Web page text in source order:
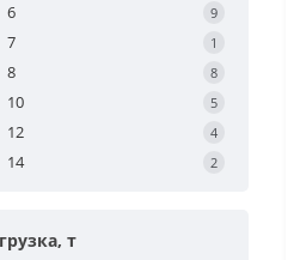
6 9
7 1
8 8
10 5
12 4
14 2
т